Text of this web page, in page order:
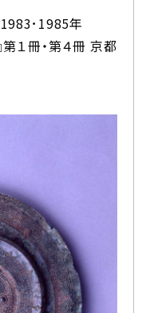
1983･1985年
１冊・第４冊 京都